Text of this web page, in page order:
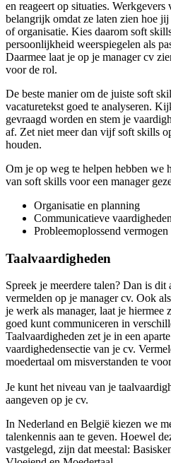
en reageert op situaties. Werkgevers
belangrijk omdat ze laten zien hoe
of organisatie. Kies daarom soft
persoonlijkheid weerspiegelen als
Daarmee laat je op je manager cv
voor de rol.
De beste manier om de juiste soft
vacaturetekst goed te analyseren.
gevraagd worden en stem je
af. Zet niet meer dan vijf soft skills
houden.
Om je op weg te helpen hebben we
van soft skills voor een manager
Organisatie en planning
Communicatieve vaardigheden
Probleemoplossend vermogen
Taalvaardigheden
Spreek je meerdere talen? Dan is
vermelden op je manager cv. Ook als
je werk als manager, laat je hiermee
goed kunt communiceren in
Taalvaardigheden zet je in een
vaardighedensectie van je cv.
moedertaal om misverstanden te
Je kunt het niveau van je
aangeven op je cv.
In Nederland en België kiezen we
talenkennis aan te geven. Hoewel
vastgelegd, zijn dat meestal: